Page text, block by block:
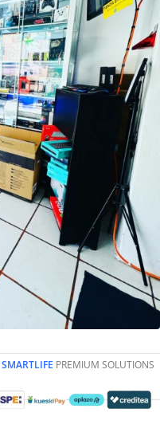
SMARTLIFE PREMIUM SOLUTIONS